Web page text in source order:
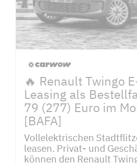
🔥 Renault Twingo
Leasing als
79 (277) Euro im
[BAFA]
Vollelektrischen
leasen. Privat- und
können den Renault